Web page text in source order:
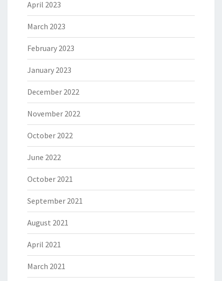
April 2023
March 2023
February 2023
January 2023
December 2022
November 2022
October 2022
June 2022
October 2021
September 2021
August 2021
April 2021
March 2021